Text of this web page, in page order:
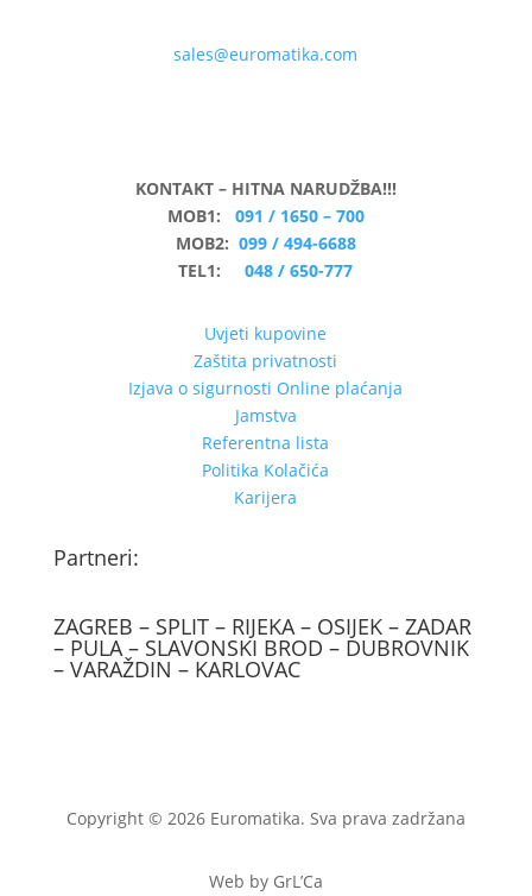
sales@euromatika.com
KONTAKT – HITNA NARUDŽBA!!!
MOB1: 091 / 1650 – 700
MOB2: 099 / 494-6688
TEL1:048 / 650-777
Uvjeti kupovine
Zaštita privatnosti
Izjava o sigurnosti Online plaćanja
Jamstva
Referentna lista
Politika Kolačića
Karijera
Partneri:
ZAGREB – SPLIT – RIJEKA – OSIJEK – ZADAR
– PULA – SLAVONSKI BROD – DUBROVNIK
– VARAŽDIN – KARLOVAC
Copyright © 2026 Euromatika. Sva prava zadržana
Web by GrL’Ca